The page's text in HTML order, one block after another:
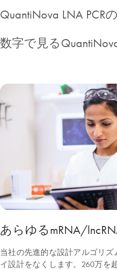
QuantiNova LNA PCR
数字で見る
あらゆるmRNA/
当社の先進的な設計アルゴリ
イ設計をなくします。260万を